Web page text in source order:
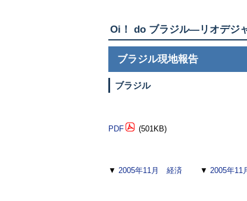
Oi！ do ブラジル—リオデジ
ブラジル現地報告
ブラジル
PDF (501KB)
▼ 2005年11月 経済 ▼ 2005年